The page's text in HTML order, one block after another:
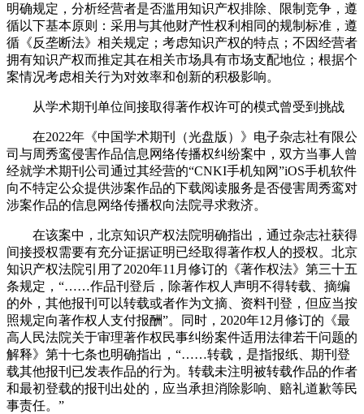
明确规定，分析经营者是否滥用知识产权排除、限制竞争，遵
循以下基本原则：采用与其他财产性权利相同的规制标准，遵
循《反垄断法》相关规定；考虑知识产权的特点；不因经营者
拥有知识产权而推定其在相关市场具有市场支配地位；根据个
案情况考虑相关行为对效率和创新的积极影响。
从学术期刊单位间接取得著作权许可的模式曾受到挑战
在2022年《中国学术期刊（光盘版）》电子杂志社有限公
司与周秀鸾侵害作品信息网络传播权纠纷案中，双方当事人曾
经就学术期刊公司通过其经营的“CNKI手机知网”iOS手机软件
向不特定公众提供涉案作品的下载阅读服务是否侵害周秀鸾对
涉案作品的信息网络传播权向法院寻求救济。
在该案中，北京知识产权法院明确指出，通过杂志社获得
间接授权需要有充分证据证明已经取得著作权人的授权。北京
知识产权法院引用了2020年11月修订的《著作权法》第三十五
条规定，“……作品刊登后，除著作权人声明不得转载、摘编
的外，其他报刊可以转载或者作为文摘、资料刊登，但应当按
照规定向著作权人支付报酬”。同时，2020年12月修订的《最
高人民法院关于审理著作权民事纠纷案件适用法律若干问题的
解释》第十七条也明确指出，“……转载，是指报纸、期刊登
载其他报刊已发表作品的行为。转载未注明被转载作品的作者
和最初登载的报刊出处的，应当承担消除影响、赔礼道歉等民
事责任。”